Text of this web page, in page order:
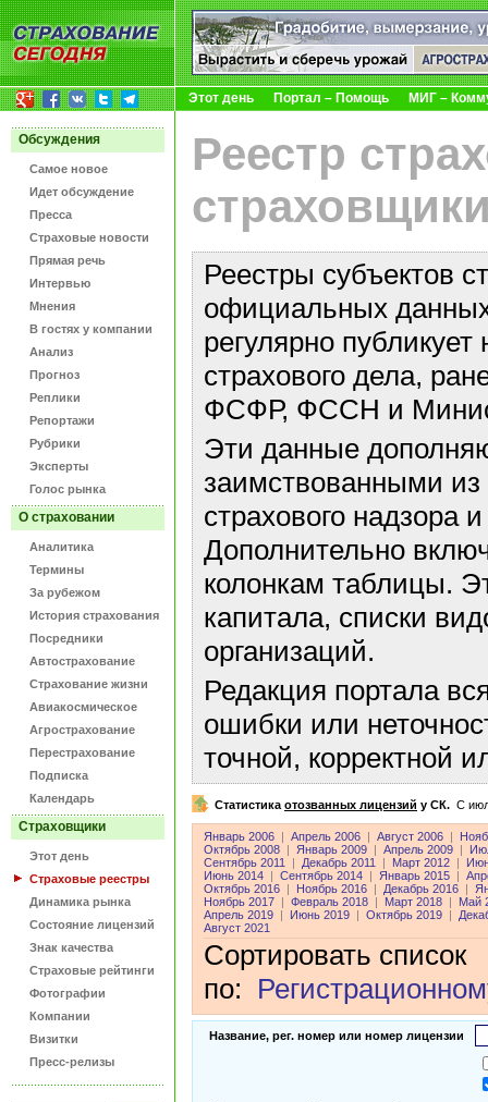
Этот день Портал – Помощь МИГ –
Обсуждения
Самое новое
Идет обсуждение
Пресса
Страховые новости
Прямая речь
Интервью
Мнения
В гостях у компании
Анализ
Прогноз
Реплики
Репортажи
Рубрики
Эксперты
Голос рынка
О страховании
Аналитика
Термины
За рубежом
История страхования
Посредники
Автострахование
Страхование жизни
Авиакосмическое
Агрострахование
Перестрахование
Подписка
Календарь
Страховщики
Этот день
Страховые реестры
Динамика рынка
Состояние лицензий
Знак качества
Страховые рейтинги
Фотографии
Компании
Визитки
Пресс-релизы
Реестр
Реестры субъектов
официальных данных
регулярно
страхового дела,
ФСФР, ФССН и
Эти данные
заимствованными
страхового надзора
Дополнительно
колонкам таблицы.
капитала, списки
организаций.
Редакция портала
ошибки или
точной, корректной
Статистика отозванных лицензий у СК. C
Январь 2006 Апрель 2006 Август 2006
Октябрь 2008
Январь 2009 Апрель 2009
Сентябрь 2011
Декабрь 2011 Март 2012
Июнь 2014
Сентябрь 2014 Январь 2015
Октябрь 2016
Ноябрь 2016 Декабрь 2016
Ноябрь 2017
Февраль 2018 Март 2018
Май
Апрель 2019
Июнь 2019 Октябрь 2019
Август 2021
Сортировать список
по:
Название, рег. номер или номер лицензии